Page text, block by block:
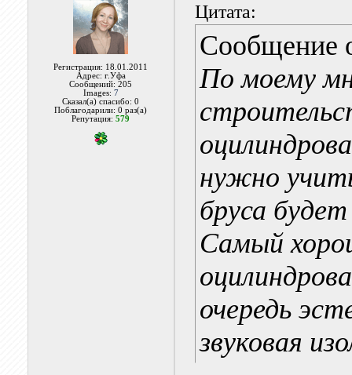
Регистрация: 18.01.2011
Адрес: г.Уфа
Сообщений: 205
Images: 7
Сказал(а) спасибо: 0
Поблагодарили: 0 раз(а)
Репутация:579
Цитата:
Сообщение
По моему
нужно
бруса
Самый
очередь
звуковая